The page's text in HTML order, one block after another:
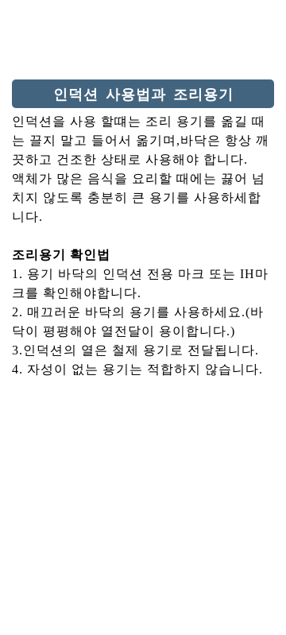
인덕션 사용법과 조리용기
인덕션을 사용 할떄는 조리 용기를 옮길 때
는 끌지 말고 들어서 옮기며,바닥은 항상 깨
끗하고 건조한 상태로 사용해야 합니다.
액체가 많은 음식을 요리할 때에는 끓어 넘
치지 않도록 충분히 큰 용기를 사용하세합
니다.
조리용기 확인법
1. 용기 바닥의 인덕션 전용 마크 또는 IH마
크를 확인해야합니다.
2. 매끄러운 바닥의 용기를 사용하세요.(바
닥이 평평해야 열전달이 용이합니다.)
3.인덕션의 열은 철제 용기로 전달됩니다.
4. 자성이 없는 용기는 적합하지 않습니다.